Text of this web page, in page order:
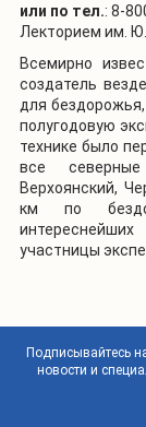
или по тел.: 8-
Лекторием им.
Всемирно
создатель
для
полугодовую
технике было
все
Верхоянский,
км по
участницы
Подписывайтесь
новости и